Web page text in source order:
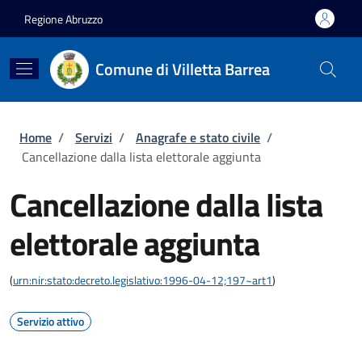
Regione Abruzzo
Comune di Villetta Barrea
Briciole di pane
Home / Servizi / Anagrafe e stato civile /
Cancellazione dalla lista elettorale aggiunta
Cancellazione dalla lista
elettorale aggiunta
(urn:nir:stato:decreto.legislativo:1996-04-12;197~art1)
Servizio attivo